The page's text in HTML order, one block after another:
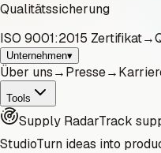
Qualitätssicherung
ISO 9001:2015 Zertifikat→
Unternehmen▾
Über uns→Presse→
Tools
Supply RadarTrack
StudioTurn ideas into